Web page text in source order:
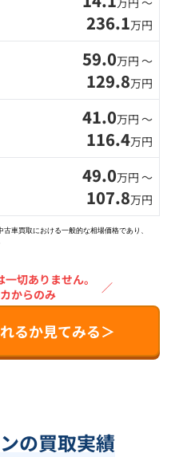
236.1万円
59.0万円 〜
129.8万円
41.0万円 〜
116.4万円
49.0万円 〜
107.8万円
車買取における一般的な相場価格であり、
切ありません。
からのみ
／
るか見てみる＞
の買取実績